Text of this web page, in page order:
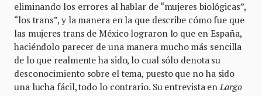
eliminando los errores al hablar de “mujeres biológicas”,
“los trans”, y la manera en la que describe cómo fue que
las mujeres trans de México lograron lo que en España,
haciéndolo parecer de una manera mucho más sencilla
de lo que realmente ha sido, lo cual sólo denota su
desconocimiento sobre el tema, puesto que no ha sido
una lucha fácil, todo lo contrario. Su entrevista enLargo